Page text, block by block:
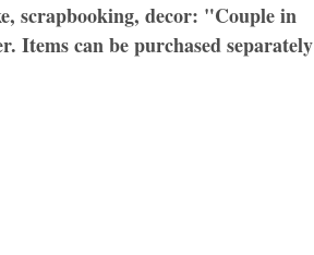
scrapbooking, decor: "Couple in
Items can be purchased separately